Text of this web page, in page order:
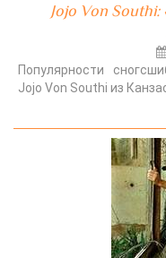
Jojo Von
Популярности
Jojo Von Southi из